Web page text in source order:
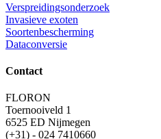
Verspreidingsonderzoek
Invasieve exoten
Soortenbescherming
Dataconversie
Contact
FLORON
Toernooiveld 1
6525 ED Nijmegen
(+31) - 024 7410660